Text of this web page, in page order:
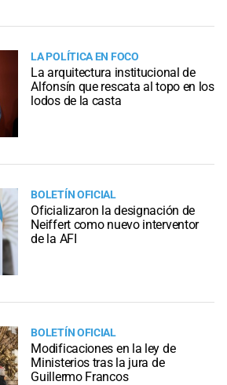
LA POLÍTICA EN FOCO
La arquitectura institucional de
Alfonsín que rescata al topo en los
lodos de la casta
BOLETÍN OFICIAL
Oficializaron la designación de
Neiffert como nuevo interventor
de la AFI
BOLETÍN OFICIAL
Modificaciones en la ley de
Ministerios tras la jura de
Guillermo Francos